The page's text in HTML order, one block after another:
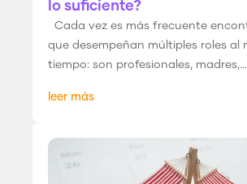
lo suficiente?
Cada vez es más frecuente
que desempeñan múltiples roles al
tiempo: son profesionales, madres,...
leer más